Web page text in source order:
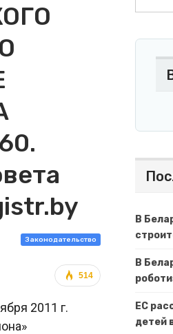
Законодательство
514
2011 г.
В
В
ЕС
детей